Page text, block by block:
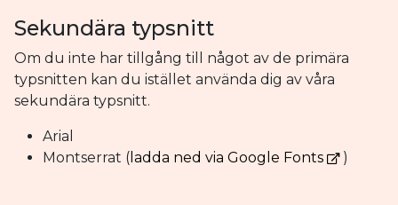
Sekundära typsnitt
Om du inte har tillgång till något av de primära
typsnitten kan du istället använda dig av våra
sekundära typsnitt.
Arial
Montserrat ( ladda ned via Google Fonts )